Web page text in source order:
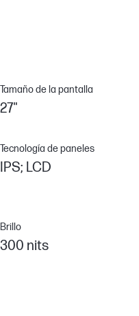
Tamaño de la pantalla
27"
Tecnología de paneles
IPS; LCD
Brillo
300 nits